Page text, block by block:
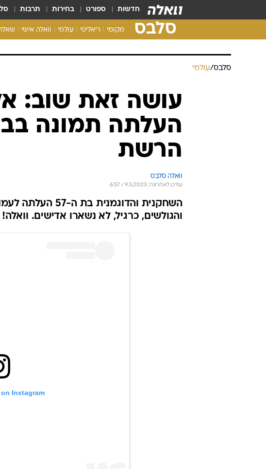
חדשות ספורט בחירות תרבות
סלבס מקומי ריאליטי עולמי וואלה אישי
סלבס/עולמי
עושה זאת שוב:
העלתה תמונה
הרשת
וואלה סלבס
עודכן לאחרונה: 9.5.2023 / 6:57
השחקנית
והגולשים, כרגיל, לא נשארו אדישים.
Instagram